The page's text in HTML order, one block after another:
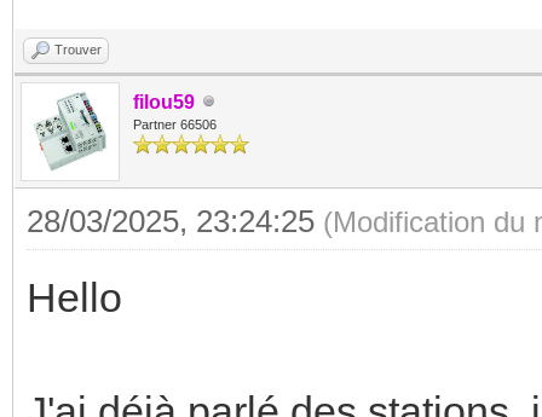
Trouver
filou59
Partner 66506
28/03/2025, 23:24:25 (Modification du
Hello